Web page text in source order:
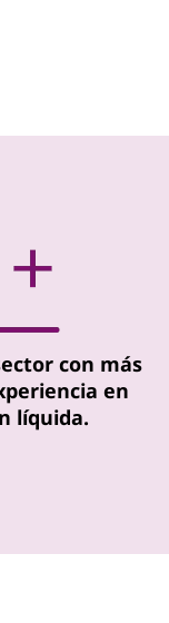
con más
en
líquida.